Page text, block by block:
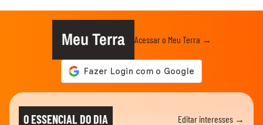
Meu Terra Acessar o Meu Terra →
O ESSENCIAL DO DIA Editar interesses →